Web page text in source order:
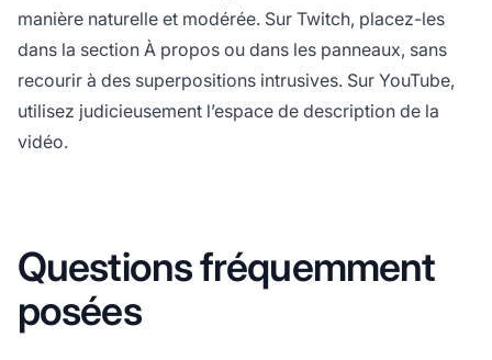
manière naturelle et modérée. Sur Twitch, placez-les
dans la section À propos ou dans les panneaux, sans
recourir à des superpositions intrusives. Sur YouTube,
utilisez judicieusement l’espace de description de la
vidéo.
Questions fréquemment
posées